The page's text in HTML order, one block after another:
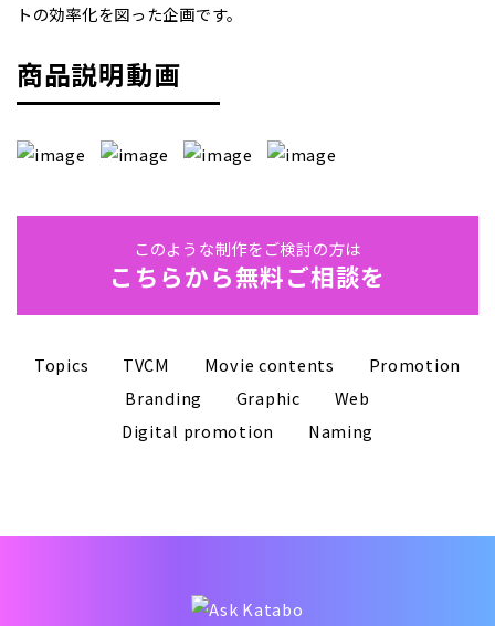
トの効率化を図った企画です。
商品説明動画
このような制作をご検討の方は
こちらから無料ご相談を
Topics TVCM Movie contents
Promotion
Branding
Graphic
Web
Digital promotion
Naming